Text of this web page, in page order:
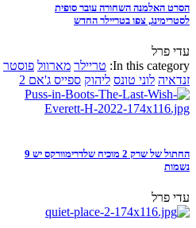
הסרט האלמנה השחורה עובר סופית
לסטרימינג, צפו בטריילר החדש
עדי פרל
In this category: טריילר מארוול פוסטר
זנדאיה לוני טונס ליהוק ספייס ג'אם 2
החתול של שרק 2 מוכיח שלדרימוורקס יש 9
נשמות
עדי פרל